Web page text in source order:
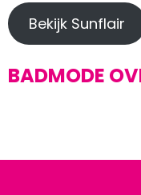
Bekijk Sunflair
BADMODE